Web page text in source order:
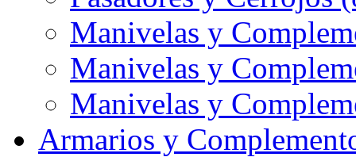
Manivelas y
Manivelas y
Manivelas y
Armarios y